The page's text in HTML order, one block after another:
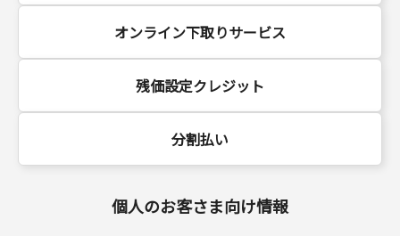
オンライン下取りサービス
残価設定クレジット
分割払い
個人のお客さま向け情報